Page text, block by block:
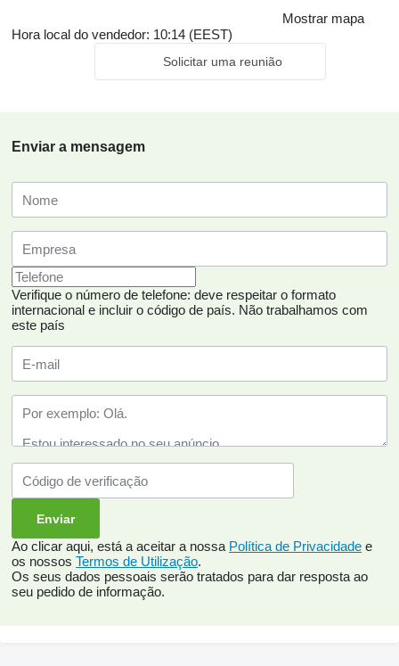
Mostrar mapa
Hora local do vendedor: 10:14 (EEST)
Solicitar uma reunião
Enviar a mensagem
Verifique o número de telefone: deve respeitar o formato
internacional e incluir o código de país. Não trabalhamos com
este país
Ao clicar aqui, está a aceitar a nossa Política de Privacidade e
os nossos Termos de Utilização.
Os seus dados pessoais serão tratados para dar resposta ao
seu pedido de informação.